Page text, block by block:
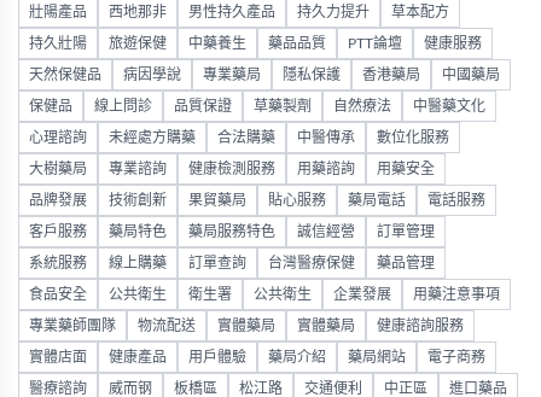
壯陽產品 西地那非 男性持久產品 持久力提升 草本配方
持久壯陽 旅遊保健 中藥養生 藥品品質 PTT論壇 健康服務
天然保健品 病因學說 專業藥局 隱私保護 香港藥局 中國藥局
保健品 線上問診 品質保證 草藥製劑 自然療法 中醫藥文化
心理諮詢 未經處方購藥 合法購藥 中醫傳承 數位化服務
大樹藥局 專業諮詢 健康檢測服務 用藥諮詢 用藥安全
品牌發展 技術創新 果貿藥局 貼心服務 藥局電話 電話服務
客戶服務 藥局特色 藥局服務特色 誠信經營 訂單管理
系統服務 線上購藥 訂單查詢 台灣醫療保健 藥品管理
食品安全 公共衛生 衛生署 公共衛生 企業發展 用藥注意事項
專業藥師團隊 物流配送 實體藥局 實體藥局 健康諮詢服務
實體店面 健康產品 用戶體驗 藥局介紹 藥局網站 電子商務
醫療諮詢 威而钢 板橋區 松江路 交通便利 中正區 進口藥品